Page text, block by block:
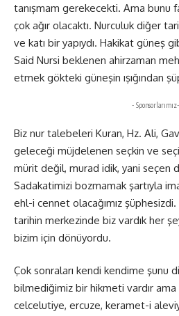
tanışmam gerekecekti. Ama bunu
çok ağır olacaktı. Nurculuk diğer
ve katı bir yapıydı. Hakikat güneş
Said Nursi beklenen ahirzaman
etmek gökteki güneşin ışığından
- Sponsorlarımız-
Biz nur talebeleri Kuran, Hz. Ali,
geleceği müjdelenen seçkin ve
mürit değil, murad idik, yani seçen
Sadakatimizi bozmamak şartıyla
ehl-i cennet olacağımız şüphesizdi.
tarihin merkezinde biz vardık her
bizim için dönüyordu.
Çok sonraları kendi kendime şunu
bilmediğimiz bir hikmeti vardır ama
celcelutiye, ercuze, keramet-i